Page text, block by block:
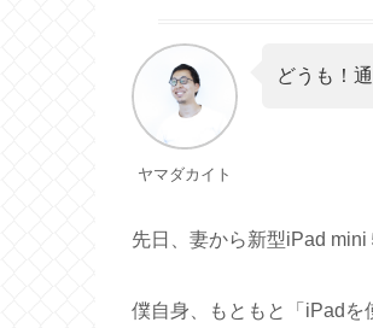
ヤマダカイト
どうも！
先日、妻から新型iPad mini
僕自身、もともと「iPadを